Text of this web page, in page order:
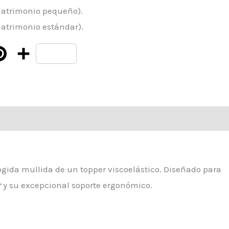
pequeño).
estándar).
PinterestCompartir
mullida de un topper viscoelástico. Diseñado para
y su excepcional soporte ergonómico.